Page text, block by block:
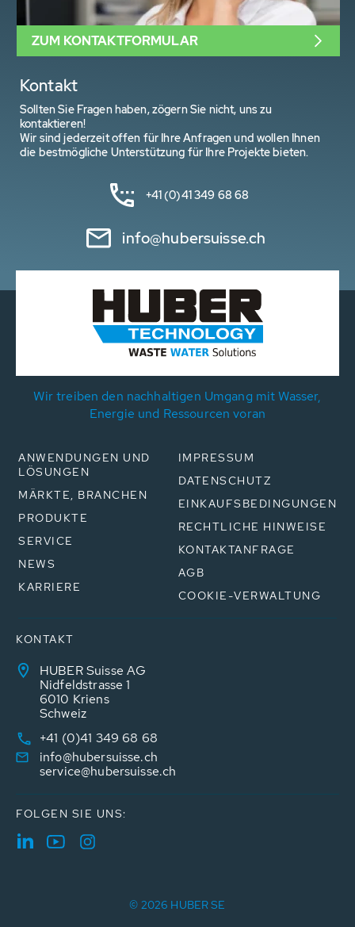
Kontakt
Sollten Sie Fragen haben, zögern Sie nicht, uns zu
kontaktieren!
Wir sind jederzeit offen für Ihre Anfragen und wollen Ihnen
die bestmögliche Unterstützung für Ihre Projekte bieten.
+41 (0)41 349 68 68
info@hubersuisse.ch
ZUM KONTAKTFORMULAR
Wir treiben den nachhaltigen Umgang mit Wasser,
Energie und Ressourcen voran
ANWENDUNGEN UND
LÖSUNGEN
MÄRKTE, BRANCHEN
PRODUKTE
SERVICE
NEWS
KARRIERE
IMPRESSUM
DATENSCHUTZ
EINKAUFSBEDINGUNGEN
RECHTLICHE HINWEISE
KONTAKTANFRAGE
AGB
COOKIE-VERWALTUNG
KONTAKT
HUBER Suisse AG
Nidfeldstrasse 1
6010 Kriens
Schweiz
+41 (0)41 349 68 68
info@hubersuisse.ch
service@hubersuisse.ch
FOLGEN SIE UNS:
© 2026 HUBER SE